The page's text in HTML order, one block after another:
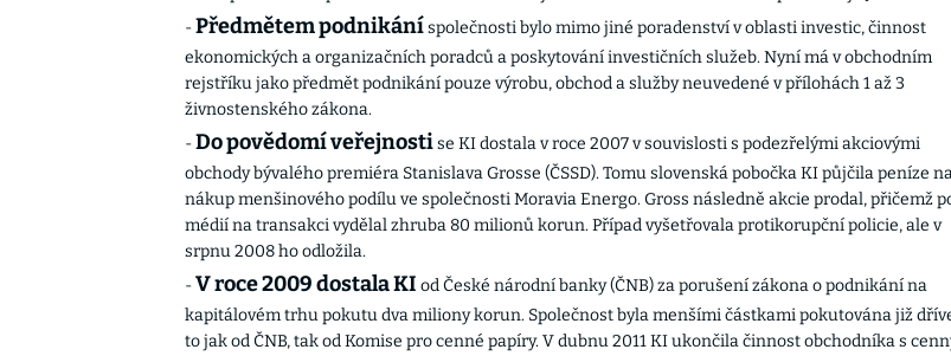
-Předmětem podnikáníspolečnosti bylo mimo jiné poradenství v oblasti investic, činnost
ekonomických a organizačních poradců a poskytování investičních služeb. Nyní má v obchodním
rejstříku jako předmět podnikání pouze výrobu, obchod a služby neuvedené v přílohách 1 až 3
živnostenského zákona.
-Do povědomí veřejnostise KI dostala v roce 2007 v souvislosti s podezřelými akciovými
obchody bývalého premiéra Stanislava Grosse (ČSSD). Tomu slovenská pobočka KI půjčila peníze
nákup menšinového podílu ve společnosti Moravia Energo. Gross následně akcie prodal, přičemž
médií na transakci vydělal zhruba 80 milionů korun. Případ vyšetřovala protikorupční policie, ale v
srpnu 2008 ho odložila.
-V roce 2009 dostala KI od České národní banky (ČNB) za porušení zákona o podnikání na
kapitálovém trhu pokutu dva miliony korun. Společnost byla menšími částkami pokutována již
to jak od ČNB, tak od Komise pro cenné papíry. V dubnu 2011 KI ukončila činnost obchodníka s